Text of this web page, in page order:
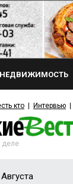
НЕДВИЖИМОСТЬ
кто Интервью
деле